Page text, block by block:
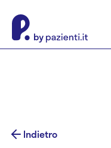
Indietro